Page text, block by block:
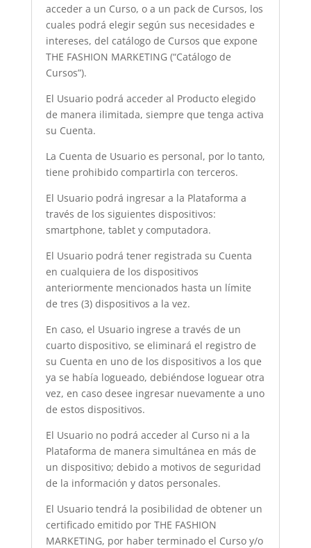
acceder a un Curso, o a un pack de Cursos, los
cuales podrá elegir según sus necesidades e
intereses, del catálogo de Cursos que expone
THE FASHION MARKETING (“Catálogo de
Cursos”).
El Usuario podrá acceder al Producto elegido
de manera ilimitada, siempre que tenga activa
su Cuenta.
La Cuenta de Usuario es personal, por lo tanto,
tiene prohibido compartirla con terceros.
El Usuario podrá ingresar a la Plataforma a
través de los siguientes dispositivos:
smartphone, tablet y computadora.
El Usuario podrá tener registrada su Cuenta
en cualquiera de los dispositivos
anteriormente mencionados hasta un límite
de tres (3) dispositivos a la vez.
En caso, el Usuario ingrese a través de un
cuarto dispositivo, se eliminará el registro de
su Cuenta en uno de los dispositivos a los que
ya se había logueado, debiéndose loguear otra
vez, en caso desee ingresar nuevamente a uno
de estos dispositivos.
El Usuario no podrá acceder al Curso ni a la
Plataforma de manera simultánea en más de
un dispositivo; debido a motivos de seguridad
de la información y datos personales.
El Usuario tendrá la posibilidad de obtener un
certificado emitido por THE FASHION
MARKETING, por haber terminado el Curso y/o